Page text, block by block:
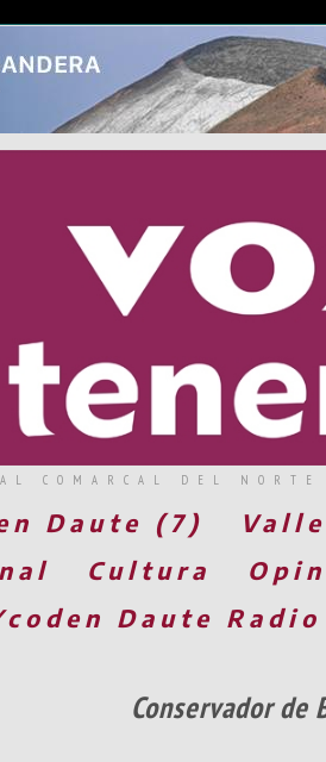
COMARCAL DEL
Daute (7)
Cultura
Daute Radio
Conservador